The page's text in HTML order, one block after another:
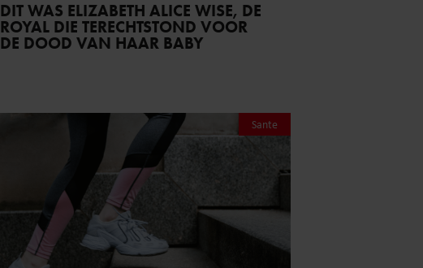
DIT WAS ELIZABETH ALICE WISE, DE
ROYAL DIE TERECHTSTOND VOOR
DE DOOD VAN HAAR BABY
Sante